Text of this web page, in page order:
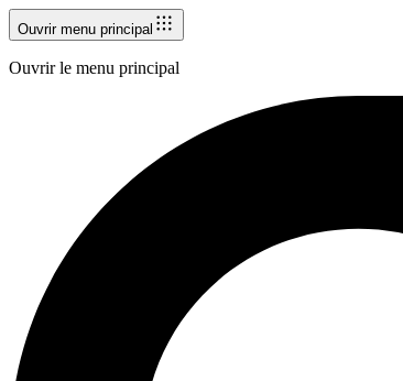
Ouvrir menu principal
Ouvrir le menu principal